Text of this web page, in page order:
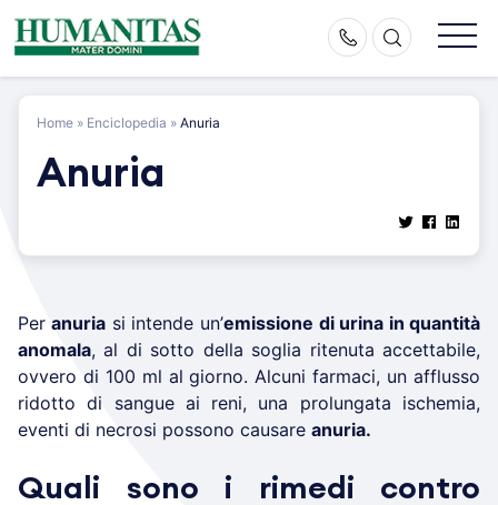
Skip
to
Home » Enciclopedia » Anuria
Anuria
Peranuria si intende un’emissione di urina in quantità
anomala, al di sotto della soglia ritenuta accettabile,
ovvero di 100 ml al giorno. Alcuni farmaci, un afflusso
ridotto di sangue ai reni, una prolungata ischemia,
eventi di necrosi possono causare anuria.
Quali sono i rimedi contro